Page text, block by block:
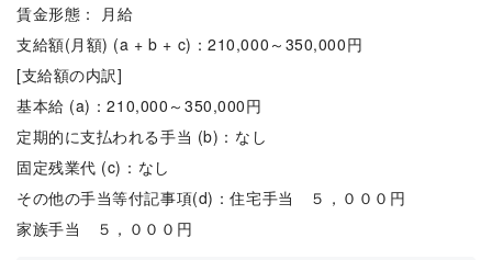
賃金形態： 月給
支給額(月額) (a + b + c)：210,000～350,000円
[支給額の内訳]
基本給 (a)：210,000～350,000円
定期的に支払われる手当 (b)：なし
固定残業代 (c)：なし
その他の手当等付記事項(d)：住宅手当 ５，０００円
家族手当 ５，０００円